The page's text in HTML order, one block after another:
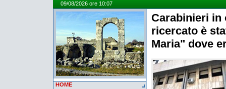
09/08/2026 ore 10:07
HOME
Carabinieri in
ricercato è
Maria" dove